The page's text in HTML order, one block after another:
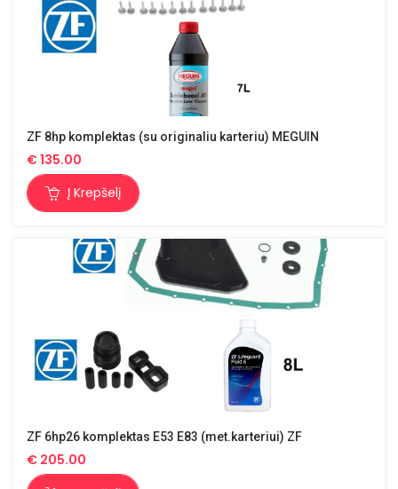
ZF 8hp komplektas (su originaliu karteriu) MEGUIN
€135.00
Į Krepšelį
ZF 6hp26 komplektas E53 E83 (met.karteriui) ZF
€ 205.00